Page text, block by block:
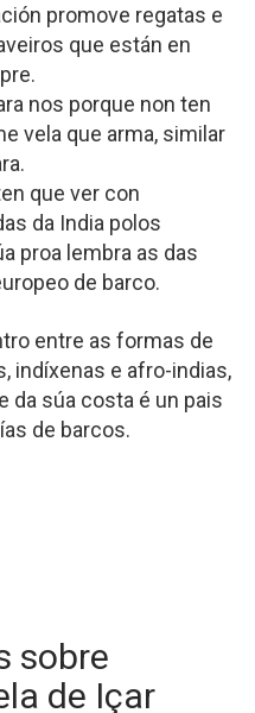
promove regatas e
que están en
nos porque non ten
vela que arma, similar
que ver con
da India polos
proa lembra as das
de barco.
entre as formas de
indíxenas e afro-indias,
da súa costa é un pais
de barcos.
sobre
de Içar